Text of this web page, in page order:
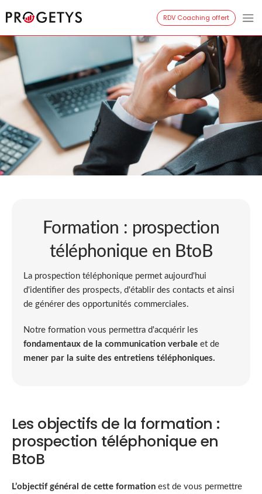
au
contenu
RDV Coaching offert
Formation : prospection
téléphonique en BtoB
La prospection téléphonique permet aujourd'hui
d'identifier des prospects, d'établir des contacts et ainsi
de générer des opportunités commerciales.
Notre formation vous permettra d'acquérir les
fondamentaux de la communication verbale et de
mener par la suite des entretiens téléphoniques.
Les objectifs de la formation :
prospection téléphonique en
BtoB
L’objectif général de cette formation est de vous permettre